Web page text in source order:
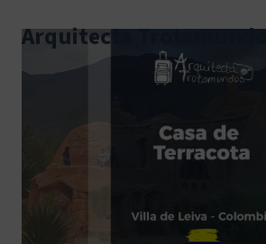
content
Arquitecta